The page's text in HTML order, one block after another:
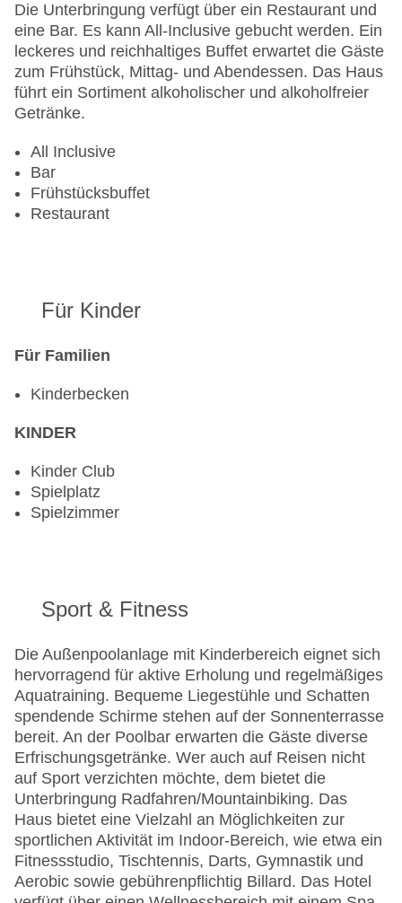
Landeskategorie: 3 Sterne
Die Unterbringung verfügt über ein Restaurant und
eine Bar. Es kann All-Inclusive gebucht werden. Ein
leckeres und reichhaltiges Buffet erwartet die Gäste
zum Frühstück, Mittag- und Abendessen. Das Haus
führt ein Sortiment alkoholischer und alkoholfreier
Getränke.
All Inclusive
Bar
Frühstücksbuffet
Restaurant
Für Kinder
Für Familien
Kinderbecken
KINDER
Kinder Club
Spielplatz
Spielzimmer
Sport & Fitness
Die Außenpoolanlage mit Kinderbereich eignet sich
hervorragend für aktive Erholung und regelmäßiges
Aquatraining. Bequeme Liegestühle und Schatten
spendende Schirme stehen auf der Sonnenterrasse
bereit. An der Poolbar erwarten die Gäste diverse
Erfrischungsgetränke. Wer auch auf Reisen nicht
auf Sport verzichten möchte, dem bietet die
Unterbringung Radfahren/Mountainbiking. Das
Haus bietet eine Vielzahl an Möglichkeiten zur
sportlichen Aktivität im Indoor-Bereich, wie etwa ein
Fitnessstudio, Tischtennis, Darts, Gymnastik und
Aerobic sowie gebührenpflichtig Billard. Das Hotel